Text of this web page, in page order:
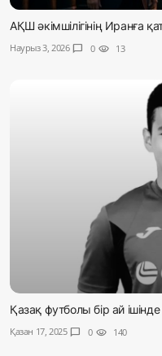
АҚШ әкімшілігінің Иранға
Наурыз 3, 2026 chat_bubble 0 visibility 13
Қазақ футболы бір ай
Қазан 17, 2025 chat_bubble 0 visibility 140